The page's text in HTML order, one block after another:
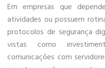
Em empresas que
atividades ou possuem
protocolos de segurança
vistas como
comunicações com